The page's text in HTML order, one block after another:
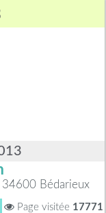
34600 Bédarieux
Page visitée 17771